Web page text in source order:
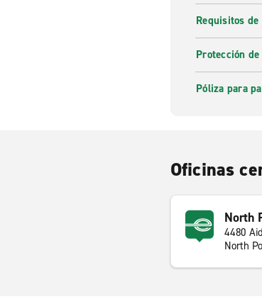
Requisitos
Protección
Póliza para
Oficinas
North
4480
North